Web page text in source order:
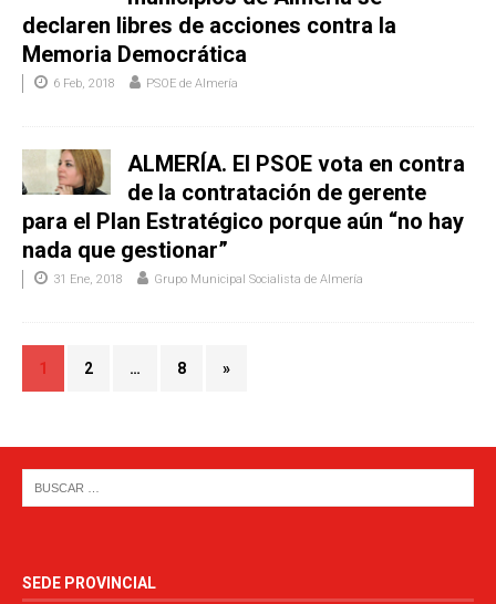
declaren libres de acciones contra la
Memoria Democrática
6 Feb, 2018 PSOE de Almería
ALMERÍA. El PSOE vota en contra
de la contratación de gerente
para el Plan Estratégico porque aún “no hay
nada que gestionar”
31 Ene, 2018 Grupo Municipal Socialista de Almería
1 2 … 8 »
SEDE PROVINCIAL